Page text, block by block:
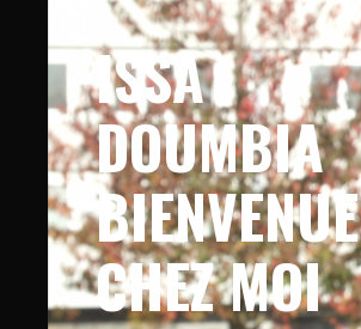
ISSA
DOUMBIA
BIENVENUE
CHEZ MOI